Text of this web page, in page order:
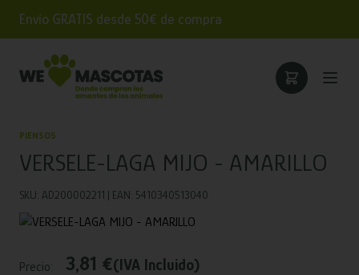
Envío GRATIS desde 50€ de compra
PIENSOS
VERSELE-LAGA MIJO - AMARILLO
SKU: AD200002211 | EAN: 5410340513040
Precio: 3,81 €(IVA Incluido)